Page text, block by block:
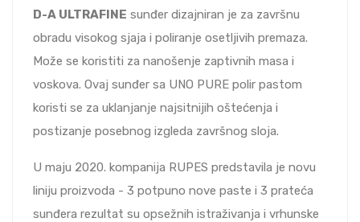
D-A ULTRAFINE sunđer dizajniran je za završnu
obradu visokog sjaja i poliranje osetljivih premaza.
Može se koristiti za nanošenje zaptivnih masa i
voskova. Ovaj sunđer sa UNO PURE polir pastom
koristi se za uklanjanje najsitnijih oštećenja i
postizanje posebnog izgleda završnog sloja.
U maju 2020. kompanija RUPES predstavila je novu
liniju proizvoda - 3 potpuno nove paste i 3 prateća
sunđera rezultat su opsežnih istraživanja i vrhunske